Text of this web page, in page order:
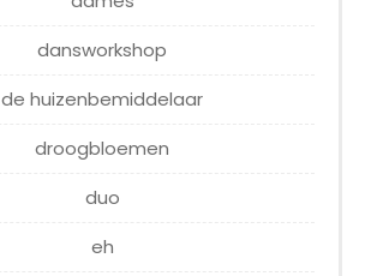
dansworkshop
de huizenbemiddelaar
droogbloemen
duo
eh